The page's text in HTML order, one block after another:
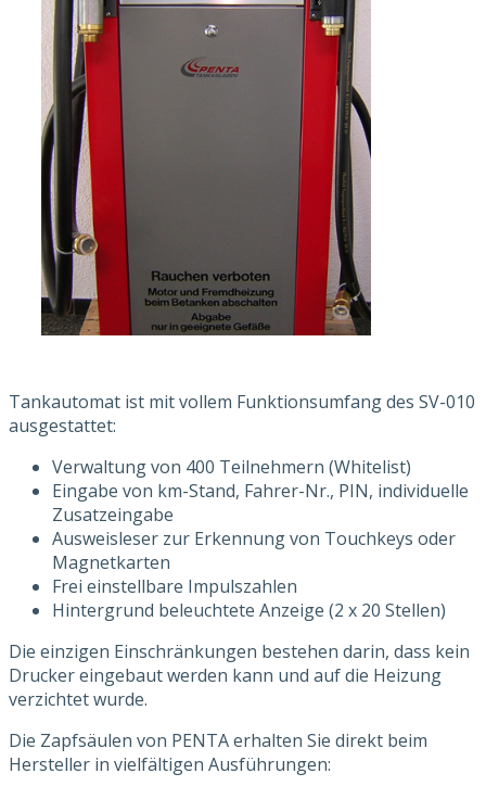
Tankautomat ist mit vollem Funktionsumfang des SV-010
ausgestattet:
Verwaltung von 400 Teilnehmern (Whitelist)
Eingabe von km-Stand, Fahrer-Nr., PIN, individuelle
Zusatzeingabe
Ausweisleser zur Erkennung von Touchkeys oder
Magnetkarten
Frei einstellbare Impulszahlen
Hintergrund beleuchtete Anzeige (2 x 20 Stellen)
Die einzigen Einschränkungen bestehen darin, dass kein
Drucker eingebaut werden kann und auf die Heizung
verzichtet wurde.
Die Zapfsäulen von PENTA erhalten Sie direkt beim
Hersteller in vielfältigen Ausführungen: